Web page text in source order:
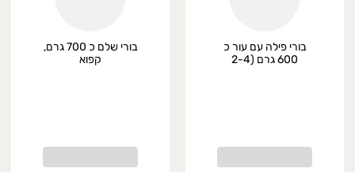
בורי פילה עם עור כ
600 גרם (2-4
בורי שלם כ 700 גרם,
קפוא